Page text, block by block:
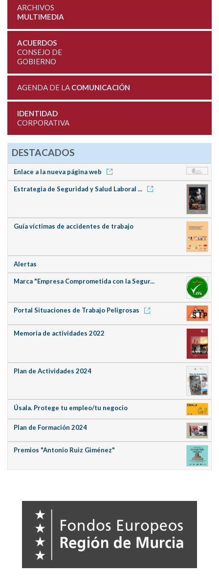
ARCHIVOS
MULTIMEDIA
ACUERDOS
CONSEJO DE
GOBIERNO
AGENDA DE LA COMUNICACIÓN
IDENTIDAD
CORPORATIVA
DESTACADOS
Enlace a la nueva página web
Estrategia de Seguridad y Salud Laboral ...
Guía víctimas de accidentes de trabajo
Alertas
Marca "Empresa Comprometida con la Segur...
Portal Situaciones de Trabajo Peligrosas
Memoria de actividades 2022
Plan de Actividades 2024
Úsala. Protege tu empleo/tu negocio
Plan de Formación 2024
Premios "Antonio Ruiz Giménez"